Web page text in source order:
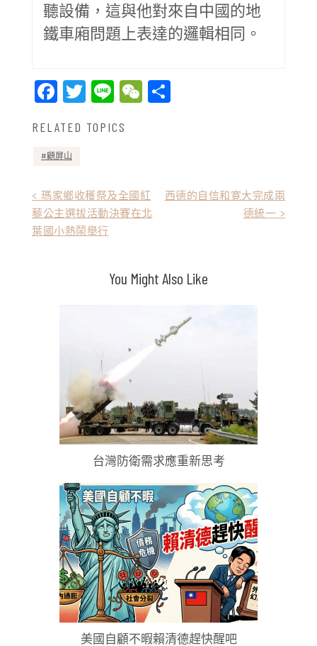
聽設備，這與他對來自中國的地
鐵車廂問題上表達的邏輯相同。
Facebook
Twitter
LineWeChat
RELATED TOPICS
顧屏山
< 瑪家鄉收穫祭及全國紅
藜公主選拔活動決賽在北
葉國小熱鬧舉行
西德的自信和寛大完成兩
德統一 >
You Might Also Like
台灣防衛需求應重新思考
美國自顧不暇賴清德趕快醒吧